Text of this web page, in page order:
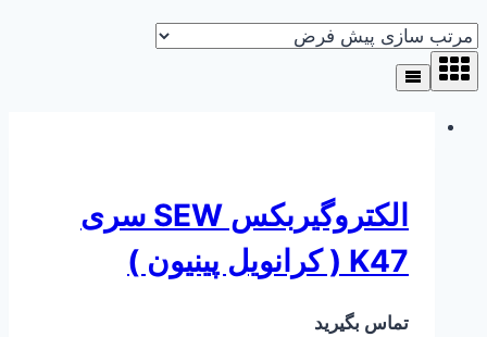
الکتروگیربکس SEW سری
K47 ( کرانویل پینیون )
تماس بگیرید